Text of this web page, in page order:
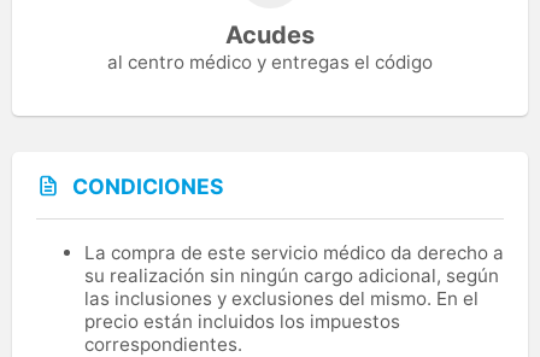
Acudes
al centro médico y entregas el código
CONDICIONES
La compra de este servicio médico da derecho a
su realización sin ningún cargo adicional, según
las inclusiones y exclusiones del mismo. En el
precio están incluidos los impuestos
correspondientes.